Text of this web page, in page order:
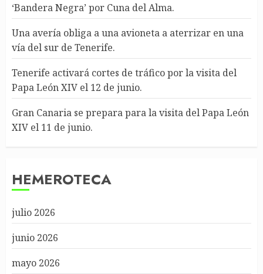
‘Bandera Negra’ por Cuna del Alma.
Una avería obliga a una avioneta a aterrizar en una
vía del sur de Tenerife.
Tenerife activará cortes de tráfico por la visita del
Papa León XIV el 12 de junio.
Gran Canaria se prepara para la visita del Papa León
XIV el 11 de junio.
HEMEROTECA
julio 2026
junio 2026
mayo 2026